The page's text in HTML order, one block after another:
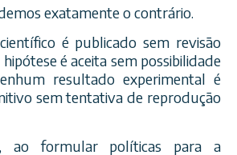
exatamente o contrário.
é publicado sem revisão
é aceita sem possibilidade
resultado experimental é
sem tentativa de reprodução
ao formular políticas para a